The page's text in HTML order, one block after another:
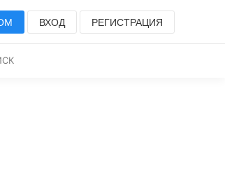
ВХОД РЕГИСТРАЦИЯ